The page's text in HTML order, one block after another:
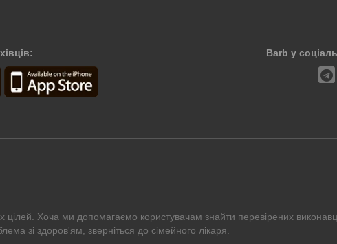
Barb у
Хоча ми допомагаємо користувачам знайти перевірених
зі здоров'ям, зверніться до сімейного лікаря.